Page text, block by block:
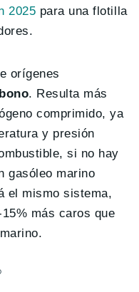
2025 para una flotilla
orígenes
. Resulta más
comprimido, ya
y presión
si no hay
gasóleo marino
el mismo sistema,
más caros que